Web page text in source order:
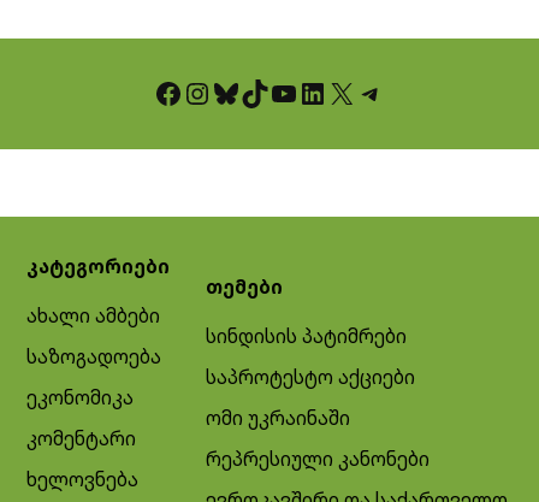
Facebook InstagramBluesky TikTok YouTube LinkedIn X Telegram
კატეგორიები
ახალი ამბები
საზოგადოება
ეკონომიკა
კომენტარი
ხელოვნება
თემები
სინდისის პატიმრები
საპროტესტო აქციები
ომი უკრაინაში
რეპრესიული კანონები